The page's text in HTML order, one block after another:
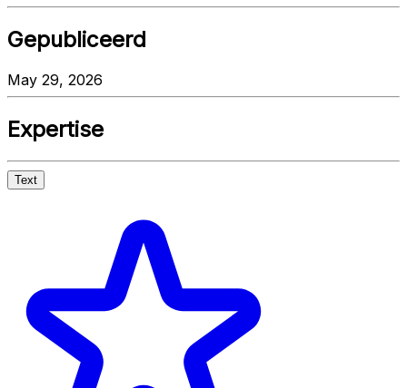
Gepubliceerd
May 29, 2026
Expertise
Text